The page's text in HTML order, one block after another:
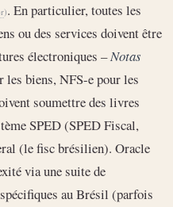
). En particulier, toutes les
ou des services doivent être
électroniques –Notas
les biens, NFS-e pour les
soumettre des livres
SPED (SPED Fiscal,
(le fisc brésilien). Oracle
via une suite de
au Brésil (parfois